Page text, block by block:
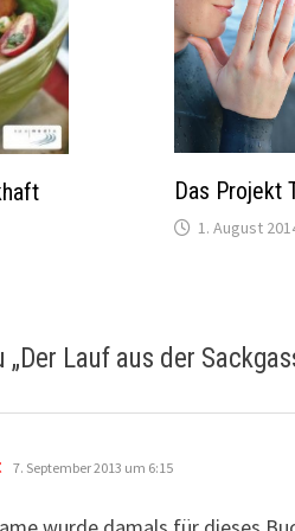
Das Projekt
1. August
„Der Lauf aus der
sagt:
7. September 2013 um 6:15